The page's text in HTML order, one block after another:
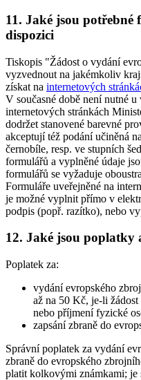
11. Jaké jsou
dispozici
Tiskopis "Žádost o vydání
vyzvednout na jakémkoliv
získat na internetových
V současné době není nutné
internetových stránkách
dodržet stanovené barevné
akceptují též podání učiněná
černobíle, resp. ve stupních
formulářů a vyplněné údaje
formulářů se vyžaduje
Formuláře uveřejněné na
je možné vyplnit přímo v
podpis (popř. razítko), nebo
12. Jaké jsou poplatky
Poplatek za:
vydání evropského
až na 50 Kč, je-li
nebo příjmení fyzické
zapsání zbraně do
Správní poplatek za vydání
zbraně do evropského
platit kolkovými známkami; je